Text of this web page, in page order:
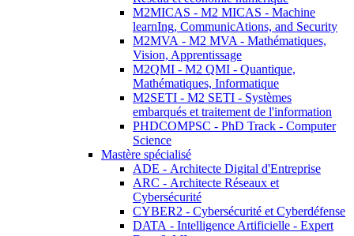
M2MICAS - M2 MICAS - Machine
learnIng, CommunicAtions, and Security
M2MVA - M2 MVA - Mathématiques,
Vision, Apprentissage
M2QMI - M2 QMI - Quantique,
Mathématiques, Informatique
M2SETI - M2 SETI - Systèmes
embarqués et traitement de l'information
PHDCOMPSC - PhD Track - Computer
Science
Mastère spécialisé
ADE - Architecte Digital d'Entreprise
ARC - Architecte Réseaux et
Cybersécurité
CYBER2 - Cybersécurité et Cyberdéfense
DATA - Intelligence Artificielle - Expert